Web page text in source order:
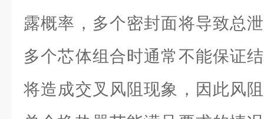
露概率，多个密封面将导致总
多个芯体组合时通常不能保证
将造成交叉风阻现象，因此风